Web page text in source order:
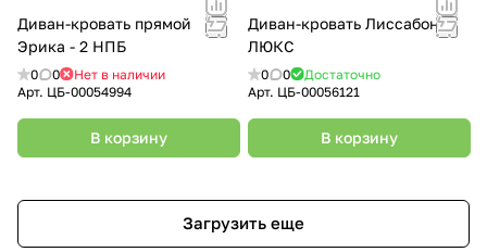
Диван-кровать прямой
Эрика - 2 НПБ
0 0
Нет в наличии
Арт. ЦБ-00054994
В корзину
Диван-кровать Лиссабон
ЛЮКС
0 0
Достаточно
Арт. ЦБ-00056121
В корзину
Загрузить еще